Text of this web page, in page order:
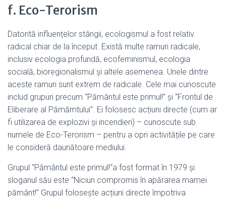
f. Eco-Terorism
Datorită influențelor stângii, ecologismul a fost relativ
radical chiar de la început. Există multe ramuri radicale,
inclusiv ecologia profundă, ecofeminismul, ecologia
socială, bioregionalismul și altele asemenea. Unele dintre
aceste ramuri sunt extrem de radicale. Cele mai cunoscute
includ grupuri precum “Pământul este primul!” și “Frontul de
Eliberare al Pămămtului”. Ei folosesc acțiuni directe (cum ar
fi utilizarea de explozivi și incendieri) – cunoscute sub
numele de Eco-Terorism – pentru a opri activitățile pe care
le consideră daunătoare mediului.
Grupul “Pământul este primul!“a fost format în 1979 și
sloganul său este “Niciun compromis în apărarea mamei
pământ!” Grupul folosește acțiuni directe împotriva